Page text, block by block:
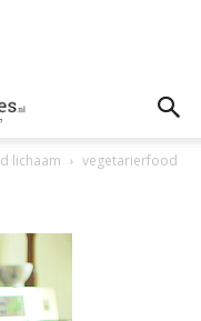
lichaam vegetarierfood